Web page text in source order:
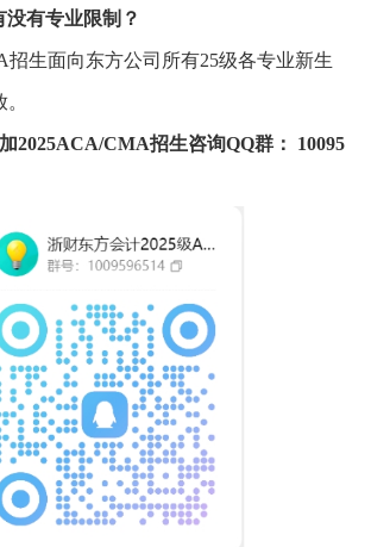
有专业限制？
招生面向东方公司所有25级各专业新生
2025ACA/CMA招生咨询QQ群： 10095